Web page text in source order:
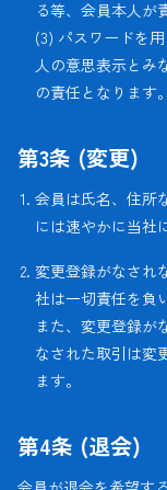
る等、会員本人が
(3) パスワードを
人の意思表示とみ
の責任となります。
第3条 (変更)
会員は氏名、住所
には速やかに当社
変更登録がなされ
社は一切責任を負
また、変更登録が
なされた取引は変
ます。
第4条 (退会)